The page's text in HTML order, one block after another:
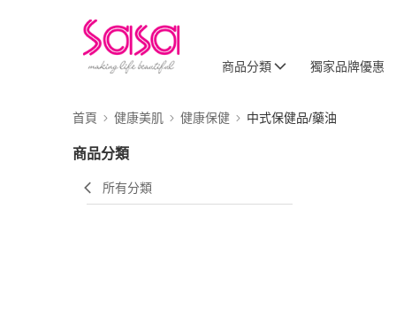
商品分類 獨家品牌優惠
首頁 健康美肌 健康保健 中式保健品/藥油
商品分類
所有分類